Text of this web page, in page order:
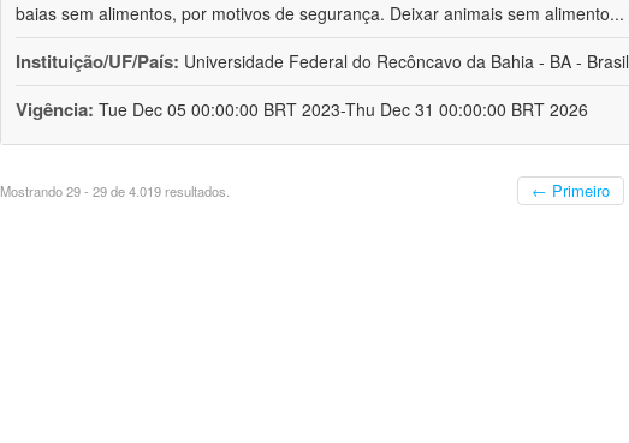
baias sem alimentos, por motivos de segurança. Deixar animais sem alimento...
Instituição/UF/País: Universidade Federal do Recôncavo da Bahia - BA - Brasil
Vigência: Tue Dec 05 00:00:00 BRT 2023-Thu Dec 31 00:00:00 BRT 2026
Mostrando 29 - 29 de 4.019 resultados. ← Primeiro